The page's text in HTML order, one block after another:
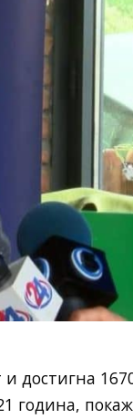
достигна
година,